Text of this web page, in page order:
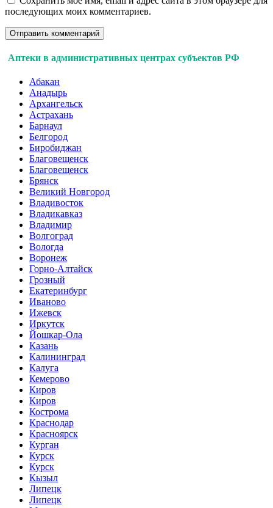
последующих моих комментариев.
Аптеки в административных центрах субъектов РФ
Абакан
Анадырь
Архангельск
Астрахань
Барнаул
Белгород
Биробиджан
Благовещенск
Благовещенск
Брянск
Великий Новгород
Владивосток
Владикавказ
Владимир
Волгоград
Вологда
Воронеж
Горно-Алтайск
Грозный
Екатеринбург
Иваново
Ижевск
Иркутск
Йошкар-Ола
Казань
Калининград
Калуга
Кемерово
Киров
Киров
Кострома
Краснодар
Красноярск
Курган
Курск
Курск
Кызыл
Липецк
Липецк